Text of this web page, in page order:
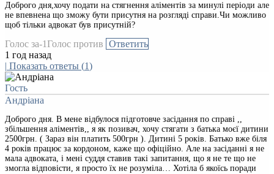
Доброго дня,хочу подати на стягнення аліментів за минулі періоди але
не впевнена що зможу бути присутня на розгляді справи.Чи можливо
щоб тільки адвокат був присутній?
Голос за-1Голос против Ответить
1 год назад
| Показать ответы (1)
Гость
Андріана
Доброго дня. В мене відбулося підготовче засідання по справі ,,
збільшення аліментів,, я як позивач, хочу стягати з батька моєї дитини
2500грн. ( Зараз він платить 500грн ). Дитині 5 років. Батько вже біля
4 років працює за кордоном, каже що офіційно. Але на засіданні я не
мала адвоката, і мені суддя ставив такі запитання, що я не те що не
змогла відповісти, я просто їх не розуміла… Хотіла б якоїсь поради